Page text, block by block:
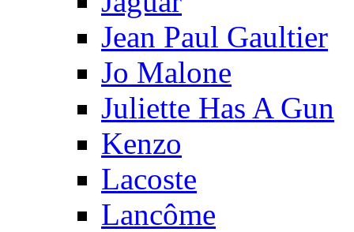
Jean Paul Gaultier
Jo Malone
Juliette Has A Gun
Kenzo
Lacoste
Lancôme